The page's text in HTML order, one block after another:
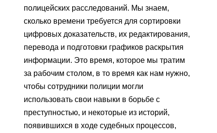
полицейских расследований. Мы знаем,
сколько времени требуется для сортировки
цифровых доказательств, их редактирования,
перевода и подготовки графиков раскрытия
информации. Это время, которое мы тратим
за рабочим столом, в то время как нам нужно,
чтобы сотрудники полиции могли
использовать свои навыки в борьбе с
преступностью, и некоторые из историй,
появившихся в ходе судебных процессов,